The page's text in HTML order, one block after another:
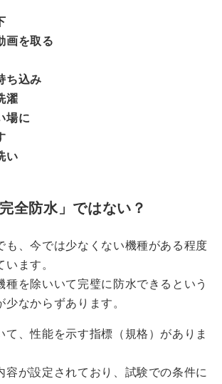
画を取る
ち込み
濯
場に
い
全防水」ではない？
も、今では少なくない機種がある程度
ます。
種を除いいて完璧に防水できるという
なからずあります。
て、性能を示す指標（規格）がありま
容が設定されており、試験での条件に